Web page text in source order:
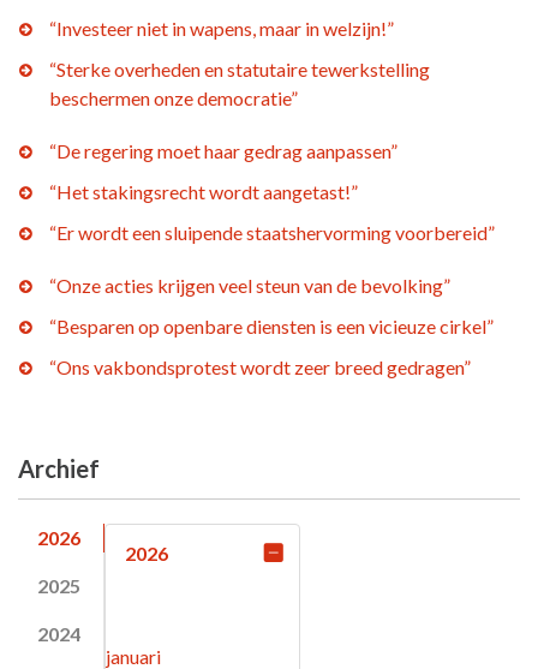
“Investeer niet in wapens, maar in welzijn!”
“Sterke overheden en statutaire tewerkstelling
beschermen onze democratie”
“De regering moet haar gedrag aanpassen”
“Het stakingsrecht wordt aangetast!”
“Er wordt een sluipende staatshervorming voorbereid”
“Onze acties krijgen veel steun van de bevolking”
“Besparen op openbare diensten is een vicieuze cirkel”
“Ons vakbondsprotest wordt zeer breed gedragen”
Archief
2026
2025
2024
2026
januari